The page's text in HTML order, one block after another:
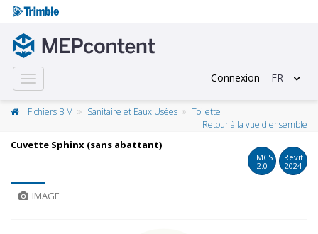
Toggle
navigation
Connexion FR
Fichiers BIM Sanitaire et Eaux Usées
Toilette
Retour à la vue d'ensemble
Cuvette Sphinx (sans abattant)
EMCS
2.0
Revit
2024
IMAGE